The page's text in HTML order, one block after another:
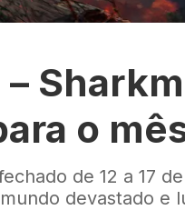
–
o
de 12 a 17
devastado e